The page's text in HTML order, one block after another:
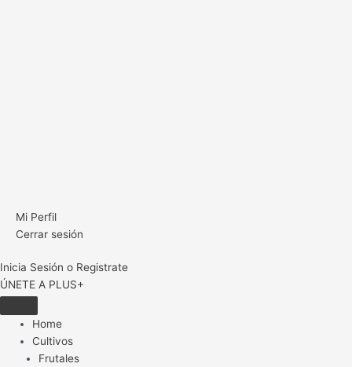
Mi Perfil
Cerrar sesión
Inicia Sesión o Registrate
ÚNETE A PLUS+
Home
Cultivos
Frutales